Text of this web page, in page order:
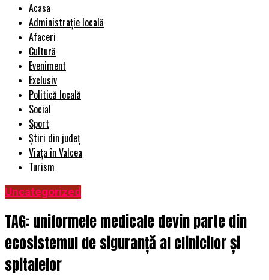
Acasa
Administrație locală
Afaceri
Cultură
Eveniment
Exclusiv
Politică locală
Social
Sport
Știri din județ
Viața în Valcea
Turism
Uncategorized
TAG: uniformele medicale devin parte din
ecosistemul de siguranță al clinicilor și
spitalelor